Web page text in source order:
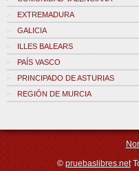
EXTREMADURA
GALICIA
ILLES BALEARS
PAÍS VASCO
PRINCIPADO DE ASTURIAS
REGIÓN DE MURCIA
© pruebaslibres.net